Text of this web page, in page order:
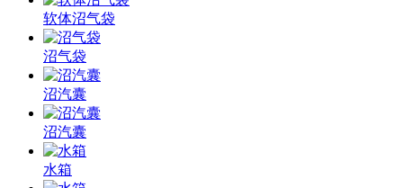
软体沼气袋
沼气袋
沼汽囊
沼汽囊
水箱